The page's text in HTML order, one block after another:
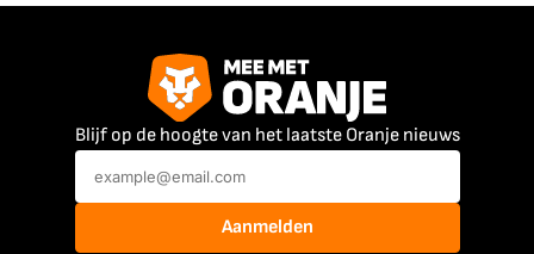
Blijf op de hoogte van het laatste Oranje nieuws
Aanmelden